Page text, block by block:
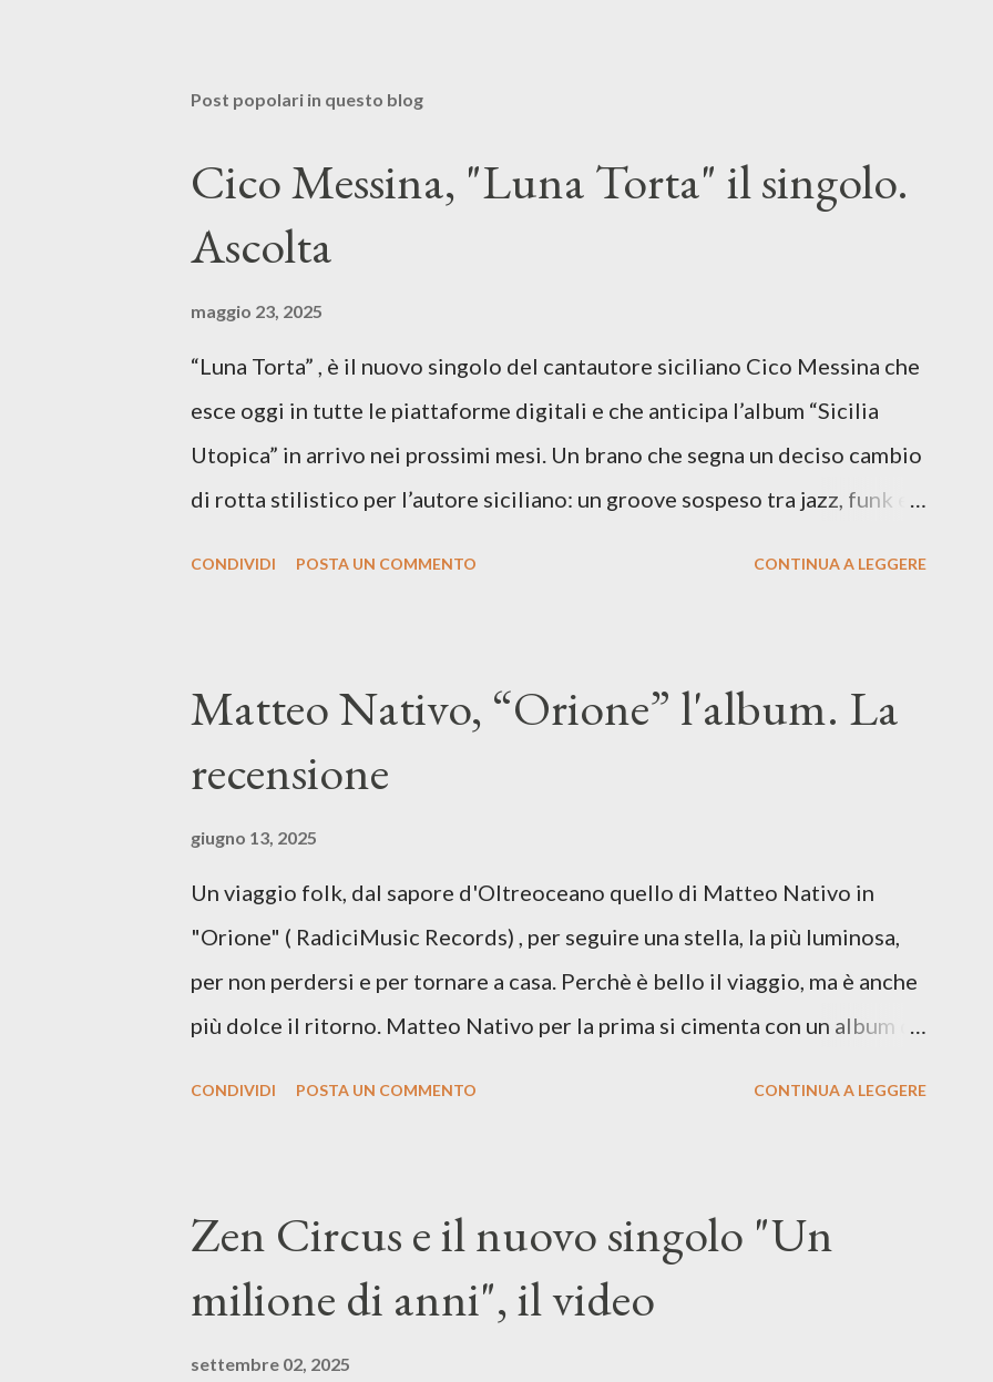
Post popolari in questo blog
Cico Messina, "Luna Torta" il singolo.
Ascolta
maggio 23, 2025
“Luna Torta” , è il nuovo singolo del cantautore siciliano Cico Messina che
esce oggi in tutte le piattaforme digitali e che anticipa l’album “Sicilia
Utopica” in arrivo nei prossimi mesi. Un brano che segna un deciso cambio
di rotta stilistico per l’autore siciliano: un groove sospeso tra jazz, funk e
segnato da guerre, disorientamento e tensioni globali. La canzone
racconta la difficoltà di creare, e perfino di esistere, sotto il peso della
vivere e nel suonare, nel trovare respiro anche quando l’aria sembra farsi
più densa. Il brano è anche una dichiarazione d’intenti: Cico Messina apre
il suo nuovo percorso artistico con una composizi...
CONDIVIDI POSTA UN COMMENTO CONTINUA A LEGGERE
Matteo Nativo, “Orione” l'album. La
recensione
giugno 13, 2025
Un viaggio folk, dal sapore d'Oltreoceano quello di Matteo Nativo in
"Orione" ( RadiciMusic Records) , per seguire una stella, la più luminosa,
per non perdersi e per tornare a casa. Perchè è bello il viaggio, ma è anche
più dolce il ritorno. Matteo Nativo per la prima si cimenta con un album di
voce della cantautrice Silvia Conti. Perdersi. Dicevamo. Ed è da qui che il
nostro inizia questo concept musicale, con " Che ora è" , raccontando la
CONDIVIDI POSTA UN COMMENTO CONTINUA A LEGGERE
Zen Circus e il nuovo singolo "Un
milione di anni", il video
settembre 02, 2025